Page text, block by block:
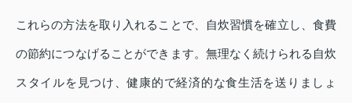
これらの方法を取り入れることで、自炊習慣を確立し、食費
の節約につなげることができます。無理なく続けられる自炊
スタイルを見つけ、健康的で経済的な食生活を送りましょ